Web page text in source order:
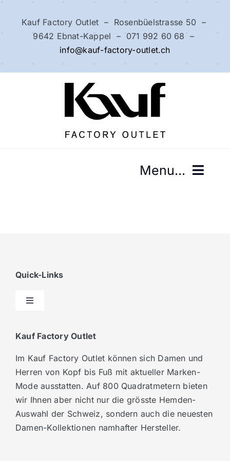
springen
Kauf Factory Outlet – Rosenbüelstrasse 50 –
9642 Ebnat-Kappel – 071 992 60 68 –
info@kauf-factory-outlet.ch
Menu...
Quick-Links
Toggle
zum Kauf-Onlineshop
Anfahrt & Kontakt
Impressum
Kauf Factory Outlet
Im Kauf Factory Outlet können sich Damen und
Herren von Kopf bis Fuß mit aktueller Marken-
Mode ausstatten. Auf 800 Quadratmetern bieten
wir Ihnen aber nicht nur die grösste Hemden-
Auswahl der Schweiz, sondern auch die neuesten
Damen-Kollektionen namhafter Hersteller.